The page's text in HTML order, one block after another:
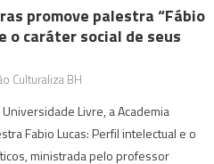
promove palestra “Fábio
o caráter social de seus
Culturaliza BH
Livre, a Academia
Fabio Lucas: Perfil intelectual e o
ministrada pelo professor